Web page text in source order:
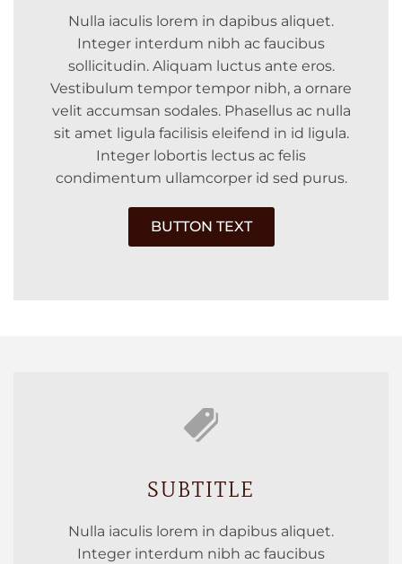
Nulla iaculis lorem in dapibus aliquet.
Integer interdum nibh ac faucibus
sollicitudin. Aliquam luctus ante eros.
Vestibulum tempor tempor nibh, a ornare
velit accumsan sodales. Phasellus ac nulla
sit amet ligula facilisis eleifend in id ligula.
Integer lobortis lectus ac felis
condimentum ullamcorper id sed purus.
BUTTON TEXT
SUBTITLE
Nulla iaculis lorem in dapibus aliquet.
Integer interdum nibh ac faucibus